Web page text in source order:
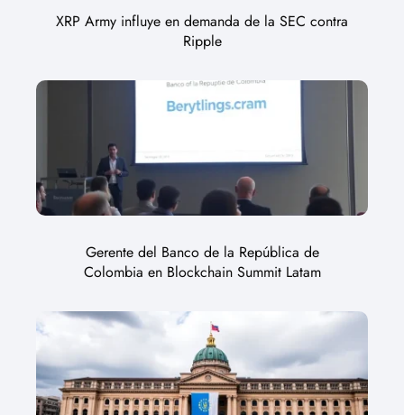
XRP Army influye en demanda de la SEC contra
Ripple
Gerente del Banco de la República de
Colombia en Blockchain Summit Latam